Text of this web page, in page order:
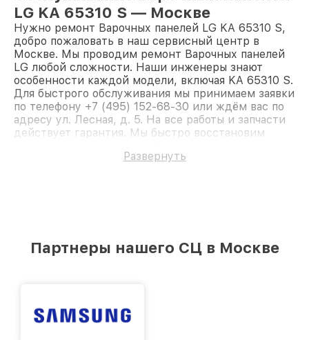
LG KA 65310 S — Москве
Нужно ремонт Варочных панелей LG KA 65310 S,
добро пожаловать в наш сервисный центр в
Москве. Мы проводим ремонт Варочных панелей
LG любой сложности. Наши инженеры знают
особенности каждой модели, включая KA 65310 S.
Для быстрого обслуживания мы принимаем заявки
по телефону +7 (495) 152-68-30 или ждём вас по
адресу ул. Лесная, д. 5. На все работы и запчасти
действует гарантия. Мы быстро восстановим
Развернуть
Партнеры нашего СЦ в Москве